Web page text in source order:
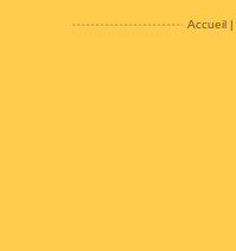
Accueil|